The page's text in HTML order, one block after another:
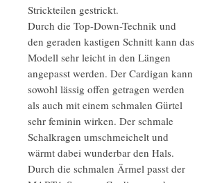
Strickteilen gestrickt.
Durch die Top-Down-Technik und
den geraden kastigen Schnitt kann das
Modell sehr leicht in den Längen
angepasst werden. Der Cardigan kann
sowohl lässig offen getragen werden
als auch mit einem schmalen Gürtel
sehr feminin wirken. Der schmale
Schalkragen umschmeichelt und
wärmt dabei wunderbar den Hals.
Durch die schmalen Ärmel passt der